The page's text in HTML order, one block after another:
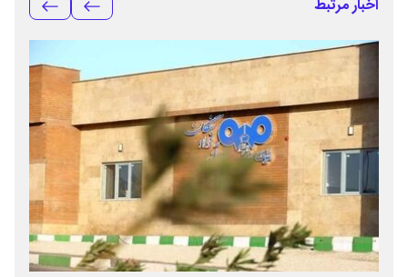
اخبار مرتبط